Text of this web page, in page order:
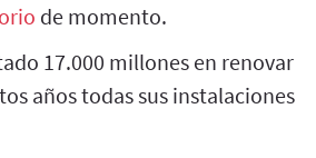
de momento.
17.000 millones en renovar
años todas sus instalaciones